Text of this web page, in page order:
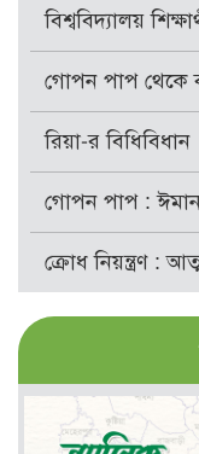
বিশ্ববিদ্যালয়
গোপন পাপ থেকে
রিয়া-র বিধিবিধান
গোপন পাপ :
ক্রোধ নিয়ন্ত্রণ :